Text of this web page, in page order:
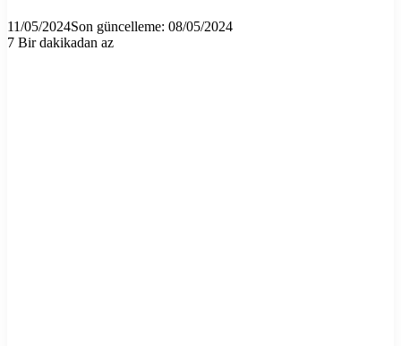
11/05/2024Son güncelleme: 08/05/2024
7 Bir dakikadan az